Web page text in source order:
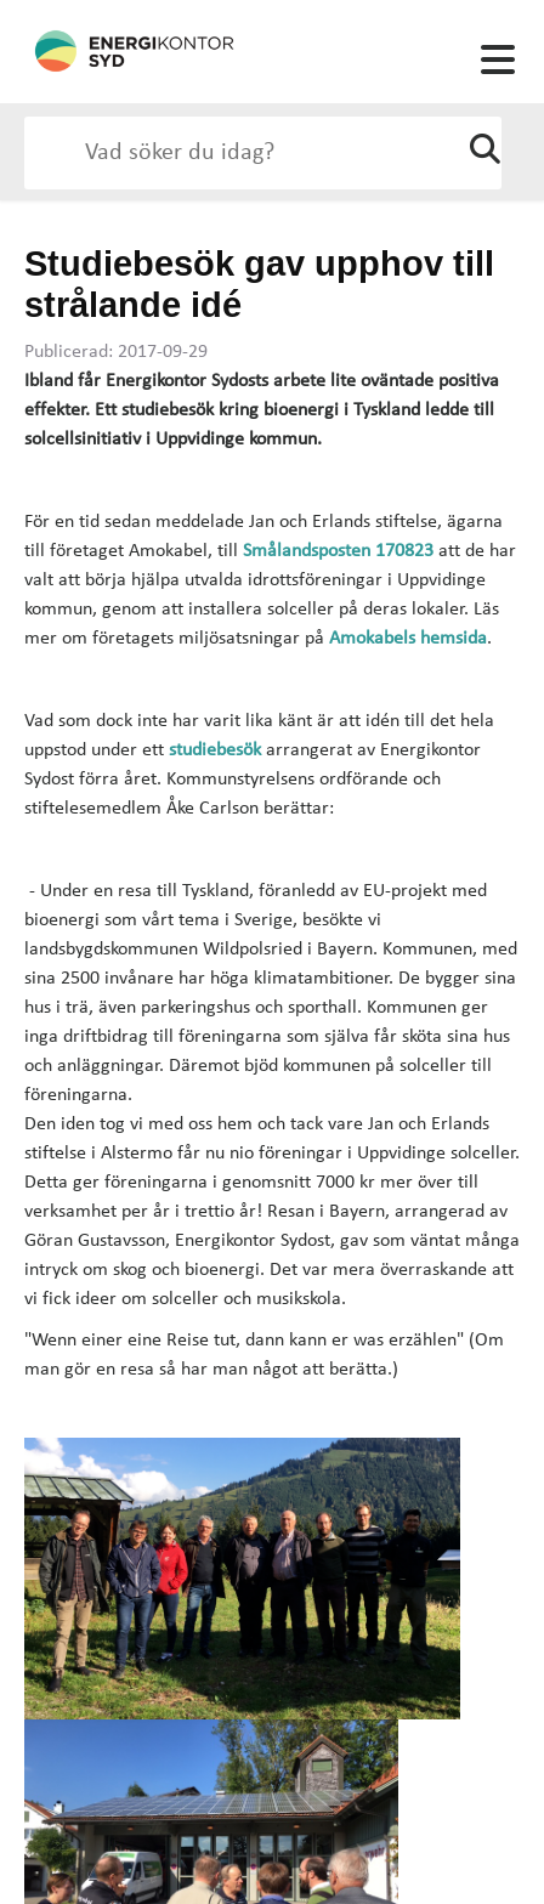
Studiebesök gav upphov till
strålande idé
Publicerad: 2017-09-29
Ibland får Energikontor Sydosts arbete lite oväntade positiva
effekter. Ett studiebesök kring bioenergi i Tyskland ledde till
solcellsinitiativ i Uppvidinge kommun.
För en tid sedan meddelade Jan och Erlands stiftelse, ägarna
till företaget Amokabel, till Smålandsposten 170823 att de har
valt att börja hjälpa utvalda idrottsföreningar i Uppvidinge
kommun, genom att installera solceller på deras lokaler. Läs
mer om företagets miljösatsningar på Amokabels hemsida.
Vad som dock inte har varit lika känt är att idén till det hela
uppstod under ett studiebesökarrangerat av Energikontor
Sydost förra året. Kommunstyrelsens ordförande och
stiftelesemedlem Åke Carlson berättar:
- Under en resa till Tyskland, föranledd av EU-projekt med
bioenergi som vårt tema i Sverige, besökte vi
landsbygdskommunen Wildpolsried i Bayern. Kommunen, med
sina 2500 invånare har höga klimatambitioner. De bygger sina
hus i trä, även parkeringshus och sporthall. Kommunen ger
inga driftbidrag till föreningarna som själva får sköta sina hus
och anläggningar. Däremot bjöd kommunen på solceller till
föreningarna.
Den iden tog vi med oss hem och tack vare Jan och Erlands
stiftelse i Alstermo får nu nio föreningar i Uppvidinge solceller.
Detta ger föreningarna i genomsnitt 7000 kr mer över till
verksamhet per år i trettio år! Resan i Bayern, arrangerad av
Göran Gustavsson, Energikontor Sydost, gav som väntat många
intryck om skog och bioenergi. Det var mera överraskande att
vi fick ideer om solceller och musikskola.
"Wenn einer eine Reise tut, dann kann er was erzählen" (Om
man gör en resa så har man något att berätta.)